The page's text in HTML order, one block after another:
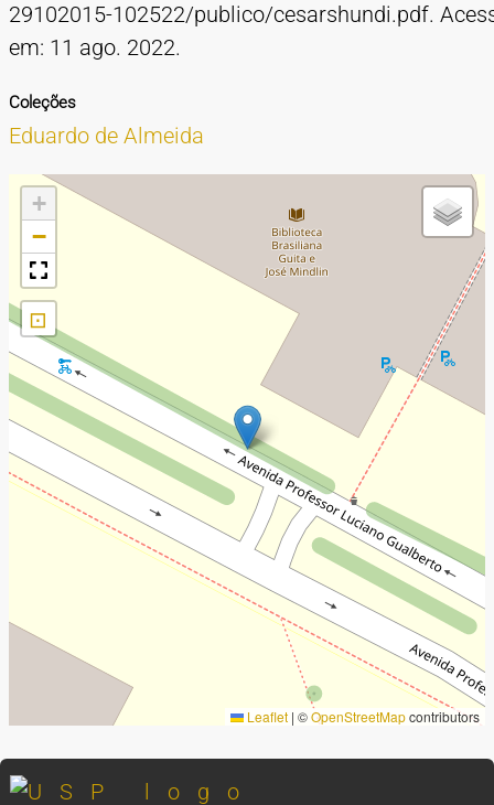
29102015-102522/publico/cesarshundi.pdf.
em: 11 ago. 2022.
Coleções
Eduardo de Almeida
+
−
⊡
Leaflet | ©OpenStreetMapcontributors